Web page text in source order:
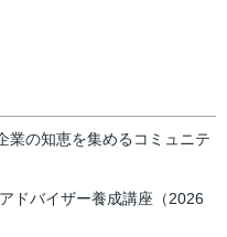
業の知恵を集めるコミュニテ
ドバイザー養成講座（2026